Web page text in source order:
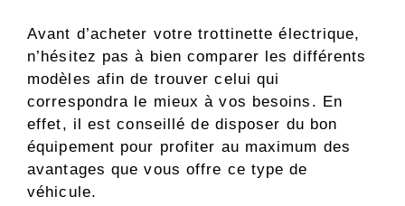
Avant d’acheter votre trottinette électrique,
n’hésitez pas à bien comparer les différents
modèles afin de trouver celui qui
correspondra le mieux à vos besoins. En
effet, il est conseillé de disposer du bon
équipement pour profiter au maximum des
avantages que vous offre ce type de
véhicule.